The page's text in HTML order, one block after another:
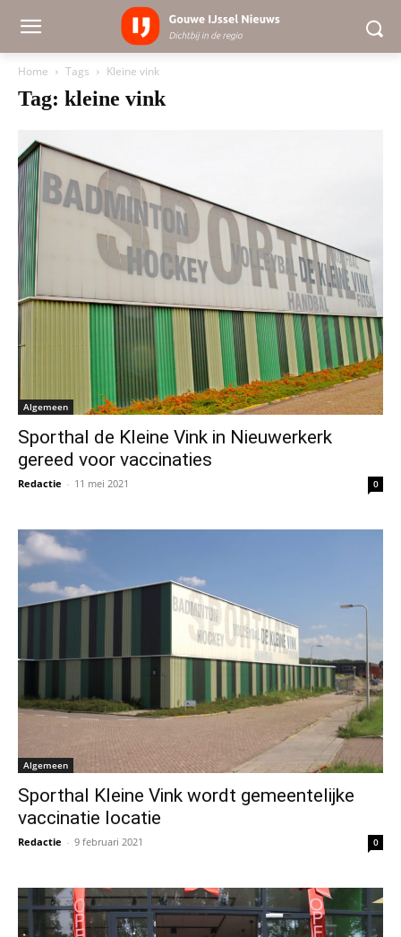
Home Tags Kleine vink
Tag: kleine vink
Algemeen
Sporthal de Kleine Vink in Nieuwerkerk
gereed voor vaccinaties
Redactie - 11 mei 2021 0
Algemeen
Sporthal Kleine Vink wordt gemeentelijke
vaccinatie locatie
Redactie - 9 februari 2021 0